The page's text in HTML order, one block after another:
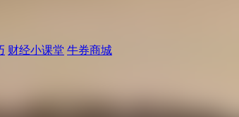
财经小课堂 牛券商城